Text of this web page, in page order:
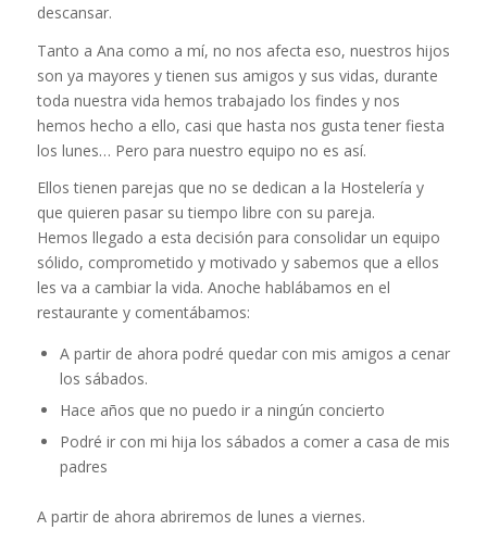
descansar.
Tanto a Ana como a mí, no nos afecta eso, nuestros hijos
son ya mayores y tienen sus amigos y sus vidas, durante
toda nuestra vida hemos trabajado los findes y nos
hemos hecho a ello, casi que hasta nos gusta tener fiesta
los lunes… Pero para nuestro equipo no es así.
Ellos tienen parejas que no se dedican a la Hostelería y
que quieren pasar su tiempo libre con su pareja.
Hemos llegado a esta decisión para consolidar un equipo
sólido, comprometido y motivado y sabemos que a ellos
les va a cambiar la vida. Anoche hablábamos en el
restaurante y comentábamos:
A partir de ahora podré quedar con mis amigos a cenar
los sábados.
Hace años que no puedo ir a ningún concierto
Podré ir con mi hija los sábados a comer a casa de mis
padres
A partir de ahora abriremos de lunes a viernes.